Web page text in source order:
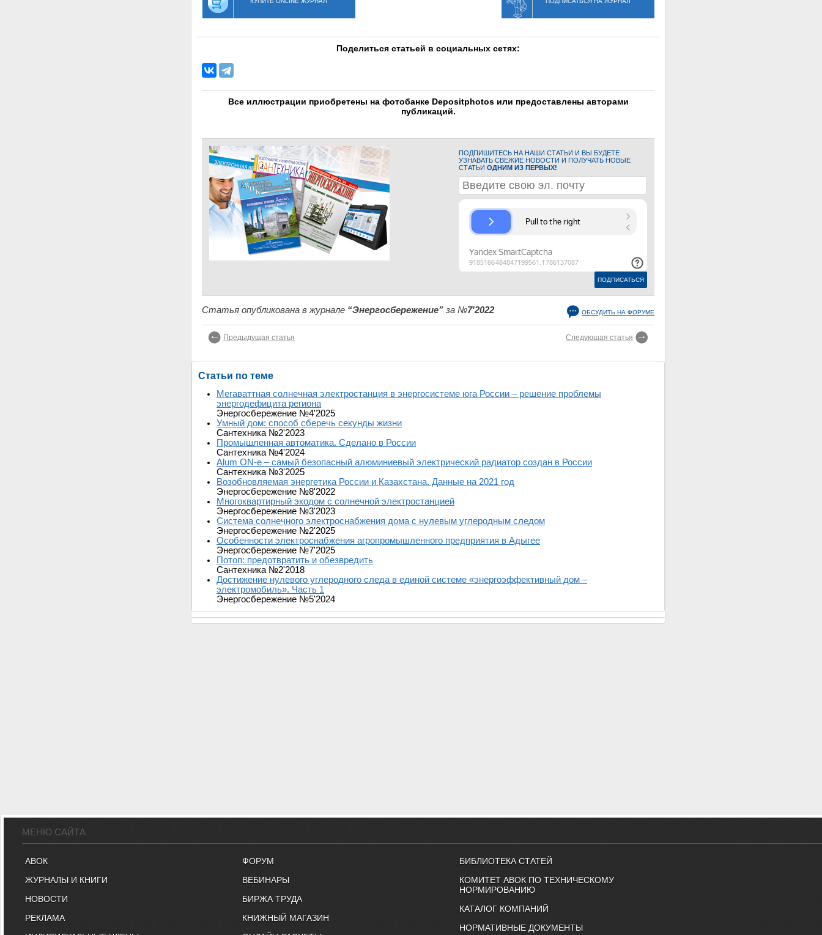
Поделиться статьей в социальных сетях:
Все иллюстрации приобретены на фотобанке Depositphotos или предоставлены авторами
публикаций.
ПОДПИШИТЕСЬ НА НАШИ СТАТЬИ И ВЫ БУДЕТЕ
УЗНАВАТЬ СВЕЖИЕ НОВОСТИ И ПОЛУЧАТЬ НОВЫЕ
СТАТЬИОДНИМ ИЗ ПЕРВЫХ!
Статья опубликована в журнале “Энергосбережение” за №7'2022 ОБСУДИТЬ НА ФОРУМЕ
Предыдущая статья Следующая статья
Статьи по теме
Мегаваттная солнечная электростанция в энергосистеме юга России – решение проблемы
энергодефицита региона
Энергосбережение №4'2025
Умный дом: способ сберечь секунды жизни
Сантехника №2'2023
Промышленная автоматика. Сделано в России
Сантехника №4'2024
Alum ON-e – самый безопасный алюминиевый электрический радиатор создан в России
Сантехника №3'2025
Возобновляемая энергетика России и Казахстана. Данные на 2021 год
Энергосбережение №8'2022
Многоквартирный экодом с солнечной электростанцией
Энергосбережение №3'2023
Система солнечного электроснабжения дома с нулевым углеродным следом
Энергосбережение №2'2025
Особенности электроснабжения агропромышленного предприятия в Адыгее
Энергосбережение №7'2025
Потоп: предотвратить и обезвредить
Сантехника №2'2018
Достижение нулевого углеродного следа в единой системе «энергоэффективный дом –
электромобиль». Часть 1
Энергосбережение №5'2024
МЕНЮ САЙТА
АВОК
ЖУРНАЛЫ И КНИГИ
НОВОСТИ
РЕКЛАМА
ФОРУМ
ВЕБИНАРЫ
БИРЖА ТРУДА
КНИЖНЫЙ МАГАЗИН
БИБЛИОТЕКА СТАТЕЙ
КОМИТЕТ АВОК ПО ТЕХНИЧЕСКОМУ
НОРМИРОВАНИЮ
КАТАЛОГ КОМПАНИЙ
НОРМАТИВНЫЕ ДОКУМЕНТЫ